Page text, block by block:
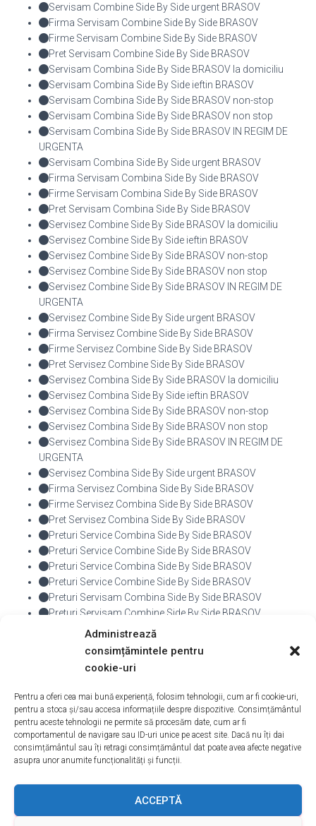
Administrează
consimțămintele pentru
cookie-uri
Pentru a oferi cea mai bună experiență, folosim tehnologii, cum ar fi cookie-uri,
pentru a stoca și/sau accesa informațiile despre dispozitive. Consimțământul
pentru aceste tehnologii ne permite să procesăm date, cum ar fi
comportamentul de navigare sau ID-uri unice pe acest site. Dacă nu îți dai
consimțământul sau îți retragi consimțământul dat poate avea afecte negative
asupra unor anumite funcționalități și funcții.
ACCEPTĂ
Servisam Combine Side By Side urgent BRASOV
Firma Servisam Combine Side By Side BRASOV
Firme Servisam Combine Side By Side BRASOV
Pret Servisam Combine Side By Side BRASOV
Servisam Combina Side By Side BRASOV la domiciliu
Servisam Combina Side By Side ieftin BRASOV
Servisam Combina Side By Side BRASOV non-stop
Servisam Combina Side By Side BRASOV non stop
Servisam Combina Side By Side BRASOV IN REGIM DE
URGENTA
Servisam Combina Side By Side urgent BRASOV
Firma Servisam Combina Side By Side BRASOV
Firme Servisam Combina Side By Side BRASOV
Pret Servisam Combina Side By Side BRASOV
Servisez Combine Side By Side BRASOV la domiciliu
Servisez Combine Side By Side ieftin BRASOV
Servisez Combine Side By Side BRASOV non-stop
Servisez Combine Side By Side BRASOV non stop
Servisez Combine Side By Side BRASOV IN REGIM DE
URGENTA
Servisez Combine Side By Side urgent BRASOV
Firma Servisez Combine Side By Side BRASOV
Firme Servisez Combine Side By Side BRASOV
Pret Servisez Combine Side By Side BRASOV
Servisez Combina Side By Side BRASOV la domiciliu
Servisez Combina Side By Side ieftin BRASOV
Servisez Combina Side By Side BRASOV non-stop
Servisez Combina Side By Side BRASOV non stop
Servisez Combina Side By Side BRASOV IN REGIM DE
URGENTA
Servisez Combina Side By Side urgent BRASOV
Firma Servisez Combina Side By Side BRASOV
Firme Servisez Combina Side By Side BRASOV
Pret Servisez Combina Side By Side BRASOV
Preturi Service Combina Side By Side BRASOV
Preturi Service Combine Side By Side BRASOV
Preturi Service Combina Side By Side BRASOV
Preturi Service Combine Side By Side BRASOV
Preturi Servisam Combina Side By Side BRASOV
Preturi Servisam Combine Side By Side BRASOV
Preturi Servisez Combina Side By Side BRASOV
DESPRE NOI SERVICII